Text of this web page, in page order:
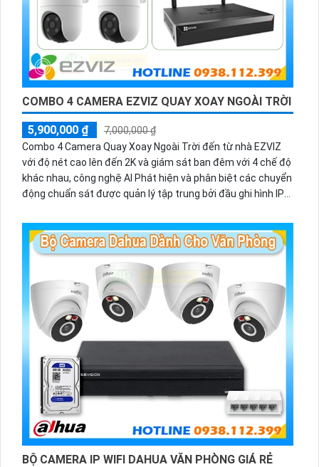
COMBO 4 CAMERA EZVIZ QUAY XOAY NGOÀI TRỜI
5,900,000 ₫
7,000,000 ₫
Combo 4 Camera Quay Xoay Ngoài Trời đến từ nhà EZVIZ
với độ nét cao lên đến 2K và giám sát ban đêm với 4 chế độ
khác nhau, công nghệ AI Phát hiện và phân biệt các chuyển
động chuẩn sát được quản lý tập trung bởi đầu ghi hình IP
BỘ CAMERA IP WIFI DAHUA VĂN PHÒNG GIÁ RẺ